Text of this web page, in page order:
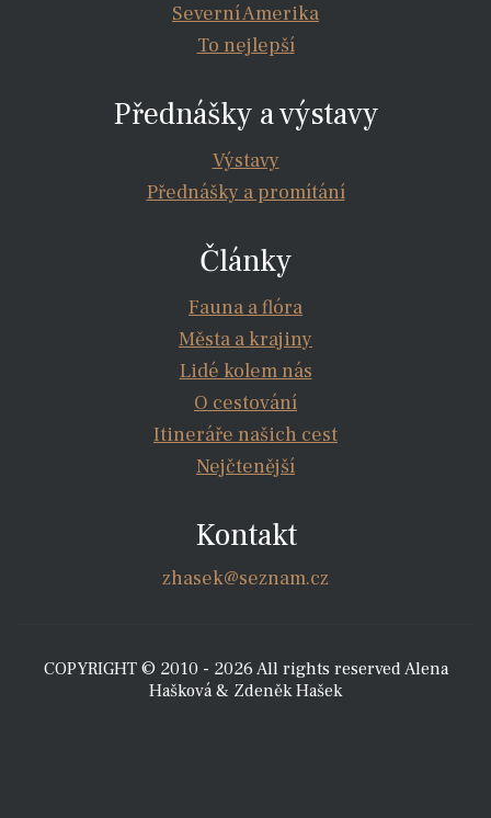
Severní Amerika
To nejlepší
Přednášky a výstavy
Výstavy
Přednášky a promítání
Články
Fauna a flóra
Města a krajiny
Lidé kolem nás
O cestování
Itineráře našich cest
Nejčtenější
Kontakt
zhasek@seznam.cz
COPYRIGHT © 2010 - 2026 All rights reserved Alena
Hašková & Zdeněk Hašek